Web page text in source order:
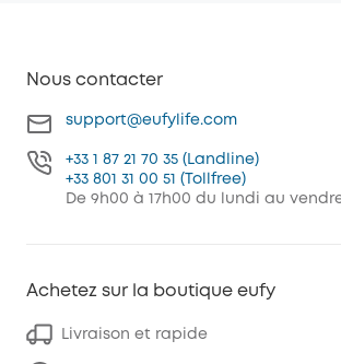
Nous contacter
support@eufylife.com
+33 1 87 21 70 35 (Landline)
+33 801 31 00 51 (Tollfree)
De 9h00 à 17h00 du lundi au
Achetez sur la boutique eufy
Livraison et rapide